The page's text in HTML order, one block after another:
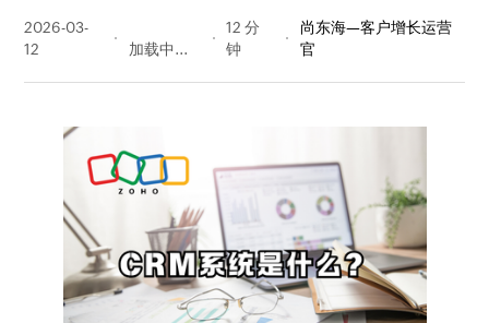
2026-03-
12
量
12 分
钟
尚东海—客户增长运营
官